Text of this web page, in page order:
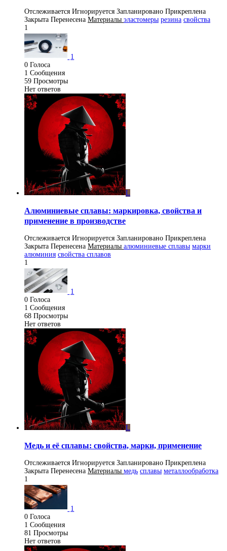
Отслеживается Игнорируется Запланировано Прикреплена
Закрыта Перенесена Материалы эластомеры резина свойства
1
1
0 Голоса
1 Сообщения
59 Просмотры
Нет ответов
L
Алюминиевые сплавы: маркировка, свойства и
применение в производстве
Отслеживается Игнорируется Запланировано Прикреплена
Закрыта Перенесена Материалы алюминиевые сплавы марки
алюминия свойства сплавов
1
1
0 Голоса
1 Сообщения
68 Просмотры
Нет ответов
L
Медь и её сплавы: свойства, марки, применение
Отслеживается Игнорируется Запланировано Прикреплена
Закрыта Перенесена Материалы медь сплавы металлообработка
1
1
0 Голоса
1 Сообщения
81 Просмотры
Нет ответов